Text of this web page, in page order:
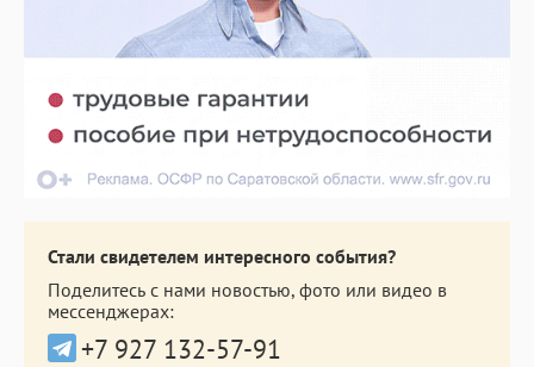
Стали свидетелем интересного события?
Поделитесь с нами новостью, фото или видео в
мессенджерах:
+7 927 132-57-91